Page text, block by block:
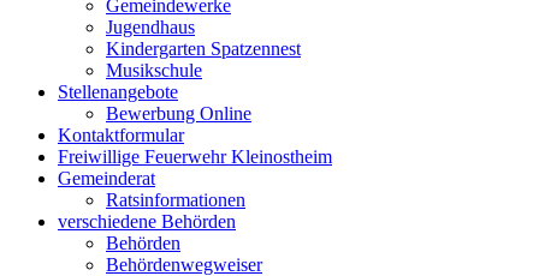
Gemeindewerke
Jugendhaus
Kindergarten Spatzennest
Musikschule
Stellenangebote
Bewerbung Online
Kontaktformular
Freiwillige Feuerwehr Kleinostheim
Gemeinderat
Ratsinformationen
verschiedene Behörden
Behörden
Behördenwegweiser